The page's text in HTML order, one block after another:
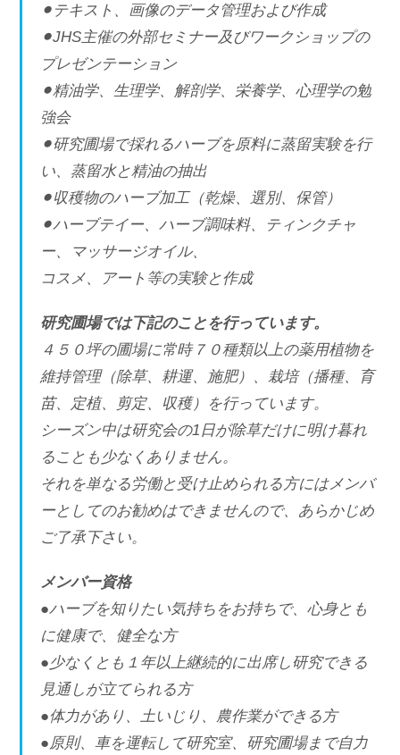
⚫︎テキスト、画像のデータ管理および作成
⚫︎JHS主催の外部セミナー及びワークショップの
プレゼンテーション
⚫︎精油学、生理学、解剖学、栄養学、心理学の勉
強会
⚫︎研究圃場で採れるハーブを原料に蒸留実験を行
い、蒸留水と精油の抽出
⚫︎収穫物のハーブ加工（乾燥、選別、保管）
⚫︎ハーブテイー、ハーブ調味料、ティンクチャ
ー、マッサージオイル、
コスメ、アート等の実験と作成
研究圃場では下記のことを行っています。
４５０坪の圃場に常時７０種類以上の薬用植物を
維持管理（除草、耕運、施肥）、栽培（播種、育
苗、定植、剪定、収穫）を行っています。
シーズン中は研究会の1日が除草だけに明け暮れ
ることも少なくありません。
それを単なる労働と受け止められる方にはメンバ
ーとしてのお勧めはできませんので、あらかじめ
ご了承下さい。
メンバー資格
●ハーブを知りたい気持ちをお持ちで、心身とも
に健康で、健全な方
●少なくとも１年以上継続的に出席し研究できる
見通しが立てられる方
●体力があり、土いじり、農作業ができる方
●原則、車を運転して研究室、研究圃場まで自力